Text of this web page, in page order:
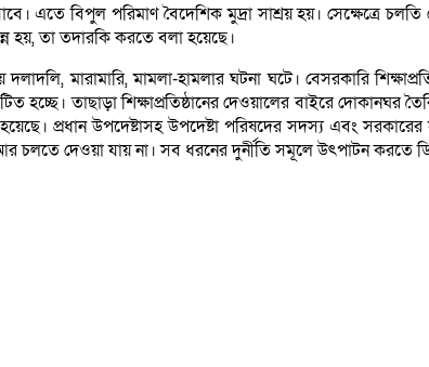
এতে বিপুল পরিমাণ বৈদেশিক মুদ্রা সাশ্রয় হয়। সেক্ষেত্রে
হয়, তা তদারকি করতে বলা হয়েছে।
মারামারি, মামলা-হামলার ঘটনা ঘটে। বেসরকারি
তাছাড়া শিক্ষাপ্রতিষ্ঠানের দেওয়ালের বাইরে দোকানঘর তৈরি
প্রধান উপদেষ্টাসহ উপদেষ্টা পরিষদের সদস্য এবং
চলতে দেওয়া যায় না। সব ধরনের দুর্নীতি সমূলে উৎপাটন করতে